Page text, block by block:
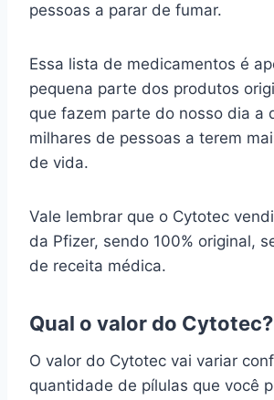
pessoas a parar de fumar.
Essa lista de medicamentos é
pequena parte dos produtos
que fazem parte do nosso dia a
milhares de pessoas a terem
de vida.
Vale lembrar que o Cytotec
da Pfizer, sendo 100% original,
de receita médica.
Qual o valor do Cytotec?
O valor do Cytotec vai variar
quantidade de pílulas que você